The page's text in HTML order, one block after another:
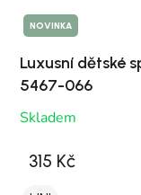
NOVINKA
Luxusní dětské
5467-066
Skladem
315 Kč